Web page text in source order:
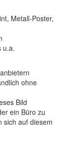
Metall-Poster,
u.a.
ohne
Bild
ein Büro zu
sich auf diesem